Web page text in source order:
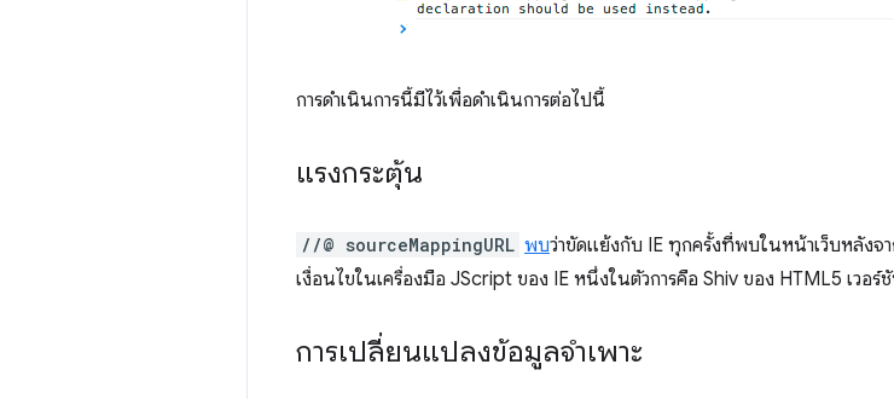
การดำเนินการนี้มีไว้เพื่อดำเนินการต่อไปนี้
แรงกระตุ้น
//@ sourceMappingURL พบว่าขัดแย้งกับ IE ทุกครั้งที่พบในหน้าเว็บหลังจา
เงื่อนไขในเครื่องมือ JScript ของ IE หนึ่งในตัวการคือ Shiv ของ HTML5 เวอร์
การเปลี่ยนแปลงข้อมูลจำเพาะ